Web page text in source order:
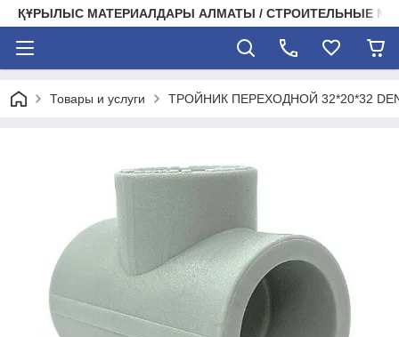
ҚҰРЫЛЫС МАТЕРИАЛДАРЫ АЛМАТЫ / СТРОИТЕЛЬНЫЕ
Товары и услуги ТРОЙНИК ПЕРЕХОДНОЙ 32*20*32